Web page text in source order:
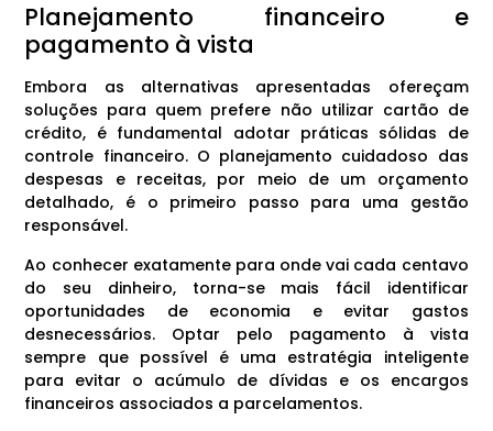
Planejamento financeiro e
pagamento à vista
Embora as alternativas apresentadas ofereçam
soluções para quem prefere não utilizar cartão de
crédito, é fundamental adotar práticas sólidas de
controle financeiro. O planejamento cuidadoso das
despesas e receitas, por meio de um orçamento
detalhado, é o primeiro passo para uma gestão
responsável.
Ao conhecer exatamente para onde vai cada centavo
do seu dinheiro, torna-se mais fácil identificar
oportunidades de economia e evitar gastos
desnecessários. Optar pelo pagamento à vista
sempre que possível é uma estratégia inteligente
para evitar o acúmulo de dívidas e os encargos
financeiros associados a parcelamentos.